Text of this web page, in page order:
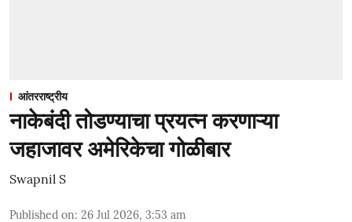
आंतरराष्ट्रीय
नाकेबंदी तोडण्याचा प्रयत्न करणाऱ्या
जहाजावर अमेरिकेचा गोळीबार
Swapnil S
Published on: 26 Jul 2026, 3:53 am